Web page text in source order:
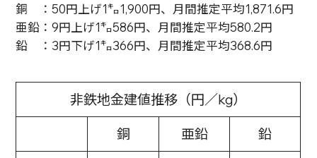
銅 ：50円上げ1㌔1,900円、月間推定平均1,871.6円
亜鉛：9円上げ1㌔586円、月間推定平均580.2円
鉛 ：3円下げ1㌔366円、月間推定平均368.6円
非鉄地金建値推移（円／kg）
銅 亜鉛 鉛